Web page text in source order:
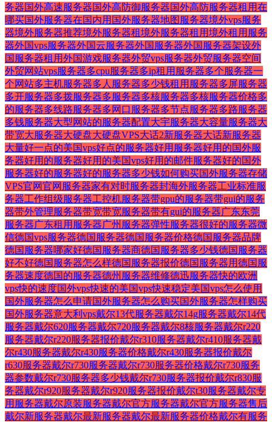
务器国外高速服务器国外高防御服务器国外高防服务器租用在
哪买国外服务器在国内用国外服务器地图服务器境外vps服务
器境外服务器推荐境外服务器租境外服务器租用境外租用服务
器外国vps服务器外国云服务器外国服务器外国服务器架设外
国服务器租用外国游戏服务器外贸vps服务器外贸服务器空间
外贸网站vps服务器多cpu服务器多ip租用服务器多个服务器一
个网站多主机服务器多人服务器多少钱租用服务器多屏服务器
多开服务器多拨服务器多服务器多核服务器多核服务器价格多
的服务器多线路服务器多网口服务器多节点服务器多路服务器
多钱服务器大型网站的服务器配置大宇服务器大容量服务器大
带宽大服务器大硬盘大硬盘VPS大话2新服务器大话新服务器
大量好一点的美国vps好点的服务器好用服务器好用的国外服
务器好用的服务器好用的美国vps好用的邮件服务器好的国外
服务器好的服务器好的服务器多少钱如何购买国外服务器存储
VPS官网官网服务器家有对时服务器封海外服务器工业标准服
务器工作组级服务器工控机服务器带gpu的服务器带gui的服务
器带外管理服务器带宽带宽服务器带有gui的服务器广东东莞
服务器广东租用服务器广州服务器弹性服务器很好的服务器微
信德国vps服务器德国服务器德国服务器价格德国服务器品牌
德国服务器哪家好德国服务器商德国服务器多少钱德国服务器
好不好德国服务器怎么样德国服务器报价德国服务器用德国服
务器速度德国的服务器德州服务器维修德迅服务器快的欧洲
vps快的速度国外vps快速的美国vps快速稳定美国vps怎么使用
国外服务器怎么申请国外服务器怎么购买国外服务器怎样购买
国外服务器意大利vps戴尔13代服务器戴尔14g服务器戴尔14代
服务器戴尔620服务器戴尔720服务器戴尔8核服务器戴尔r220
服务器戴尔r220服务器报价戴尔r310服务器戴尔r410服务器戴
尔r430服务器戴尔r430服务器价格戴尔r430服务器报价戴尔
r630服务器戴尔r730服务器戴尔r730服务器价格戴尔r730服务
器参数戴尔r730服务器多少钱戴尔r730服务器报价戴尔r830服
务器戴尔r920服务器戴尔r920服务器报价戴尔t30服务器戴尔专
用服务器戴尔原装服务器戴尔官方服务器戴尔官方服务器售后
戴尔新服务器戴尔最新服务器戴尔最新服务器价格戴尔有服务